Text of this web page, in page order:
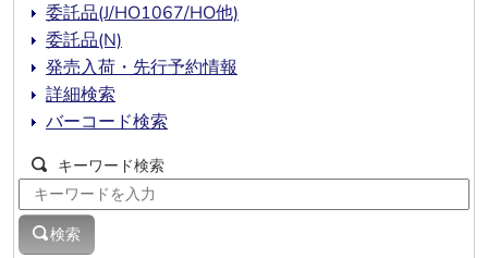
委託品(J/HO1067/HO他)
委託品(N)
発売入荷・先行予約情報
詳細検索
バーコード検索
キーワード検索
検索